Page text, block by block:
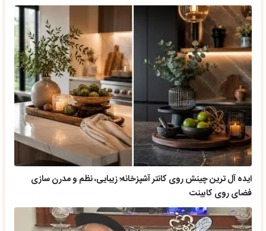
ایده آل ترین چینش روی کانتر آشپزخانه؛ زیبایی، نظم و مدرن سازی
فضای روی کابینت